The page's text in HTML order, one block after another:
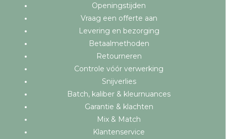
Openingstijden
Vraag een offerte aan
Levering en bezorging
Betaalmethoden
Retourneren
Controle vóór verwerking
Snijverlies
Batch, kaliber & kleurnuances
Garantie & klachten
Mix & Match
Klantenservice